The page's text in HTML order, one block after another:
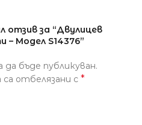
отзив за “Двулицев
– Модел S14376”
бъде публикуван.
отбелязани с *